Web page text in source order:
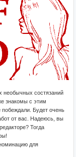
необычных состязаний
знакомы с этим
Будет очень
от вас. Надеюсь, вы
Тогда
для